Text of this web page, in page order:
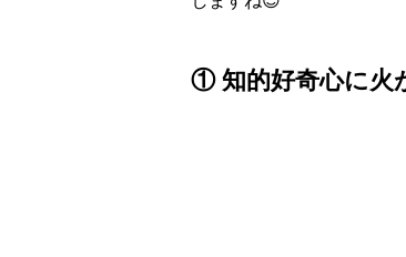
① 知的好奇心に火